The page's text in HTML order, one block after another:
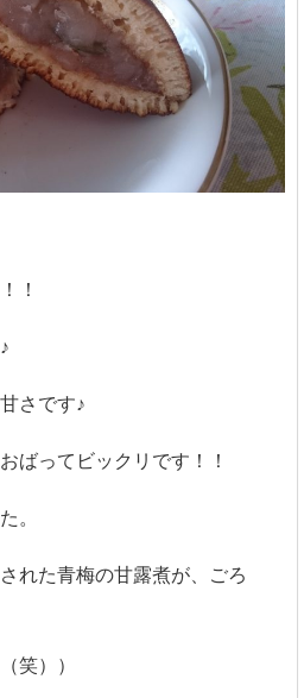
！
さです♪
ばってビックリです！！
。
れた青梅の甘露煮が、ごろ
笑））